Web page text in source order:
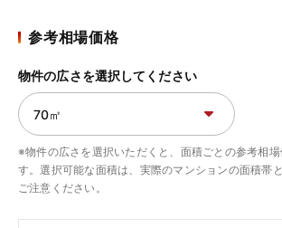
参考相場価格
物件の広さを選択してください
※物件の広さを選択いただくと、面積ごとの参考相場
す。選択可能な面積は、実際のマンションの面積帯
ご注意ください。